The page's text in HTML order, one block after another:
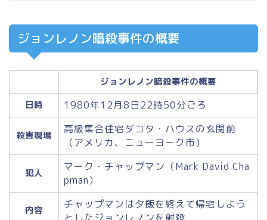
ジョンレノン暗殺事件の概要
ジョンレノン暗殺事件の概要
日時
1980年12月8日22時50分ごろ
殺害現場
高級集合住宅ダコタ・ハウスの玄関前
（アメリカ、ニューヨーク市）
犯人
マーク・チャップマン（Mark David Cha
pman）
内容
チャップマンは夕飯を終えて帰宅しよう
としたジョンレノンを射殺